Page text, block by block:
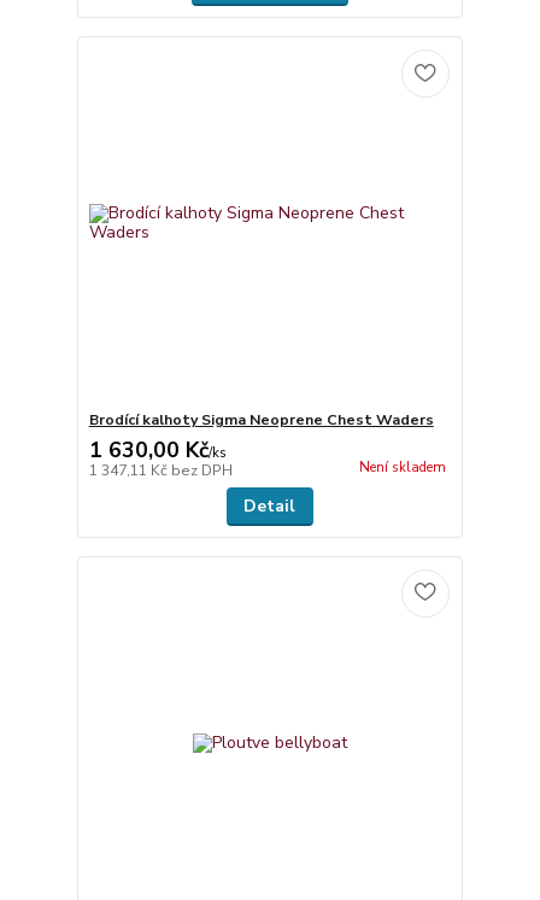
Brodící kalhoty Sigma Neoprene Chest Waders
1 630,00 Kč/ks
1 347,11 Kč bez DPH Není skladem
Detail